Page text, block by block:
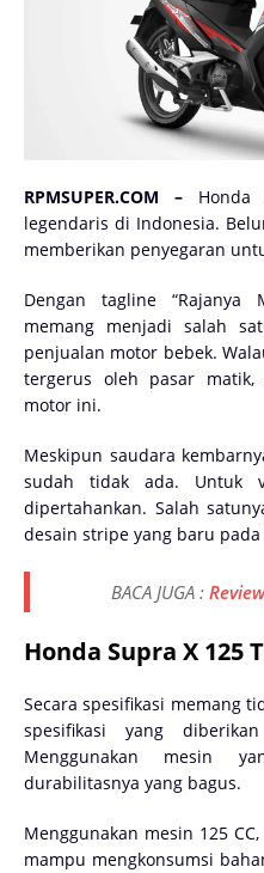
RPMSUPER.COM –
legendaris di Indonesia.
memberikan penyegaran
Dengan tagline “Rajanya
memang menjadi salah
penjualan motor bebek.
tergerus oleh pasar matik,
motor ini.
Meskipun saudara
sudah tidak ada. Untuk
dipertahankan. Salah
desain stripe yang baru pada
BACA JUGA :
Honda Supra X 125
Secara spesifikasi memang
spesifikasi yang
Menggunakan mesin
durabilitasnya yang bagus.
Menggunakan mesin 125
mampu mengkonsumsi